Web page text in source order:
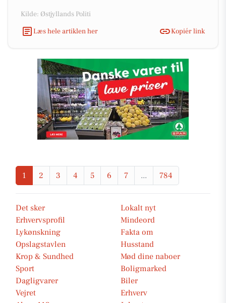
Kilde: Østjyllands Politi
Læs hele artiklen her
Kopiér link
1 2 3 4 5 6 7 ... 784
Det sker
Lokalt nyt
Erhvervsprofil
Mindeord
Lykønskning
Fakta om
Opslagstavlen
Husstand
Krop & Sundhed
Mød dine naboer
Sport
Boligmarked
Dagligvarer
Biler
Vejret
Erhverv